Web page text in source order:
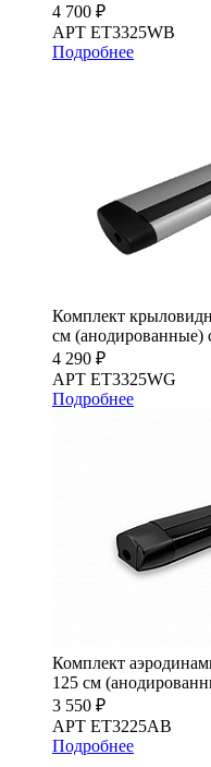
4 700 ₽
АРТ ET3325WB
Подробнее
Комплект
см (анодированные)
4 290 ₽
АРТ ET3325WG
Подробнее
Комплект
125 см
3 550 ₽
АРТ ET3225AB
Подробнее